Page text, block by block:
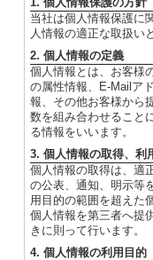
当社は個人情報保護に
人情報の適正な取扱い
2. 個人情報の定義
個人情報とは、お客様
の属性情報、E-Mailア
報、その他お客様から
数を組み合わせること
る情報をいいます。
3. 個人情報の取得、利
個人情報の取得は、適
の公表、通知、明示等
用目的の範囲を超えた
個人情報を第三者へ提
きに則って行います。
4. 個人情報の利用目的